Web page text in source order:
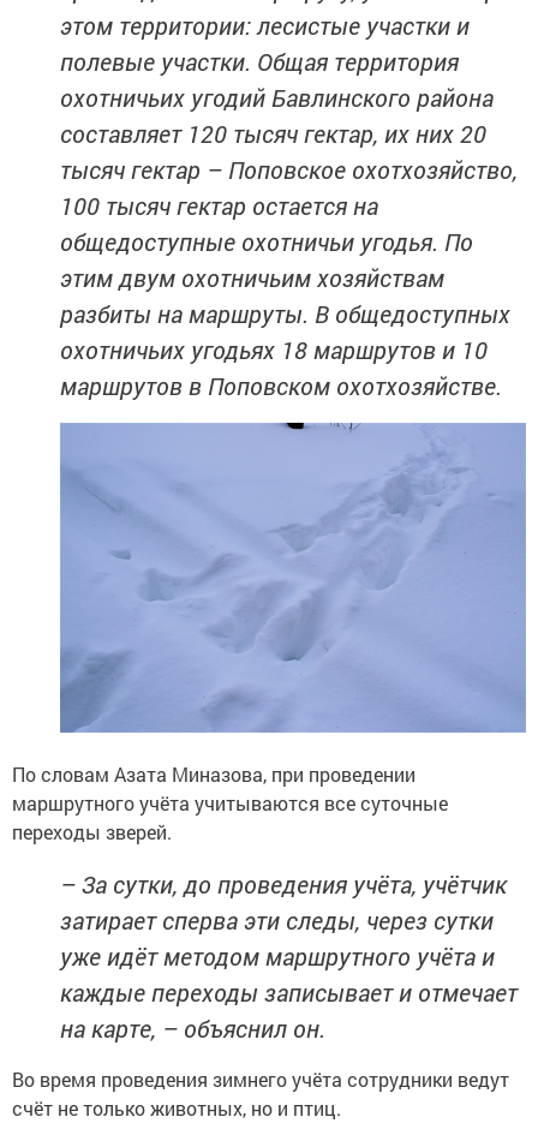
этом территории: лесистые участки и
полевые участки. Общая территория
охотничьих угодий Бавлинского района
составляет 120 тысяч гектар, их них 20
тысяч гектар – Поповское охотхозяйство,
100 тысяч гектар остается на
общедоступные охотничьи угодья. По
этим двум охотничьим хозяйствам
разбиты на маршруты. В общедоступных
охотничьих угодьях 18 маршрутов и 10
маршрутов в Поповском охотхозяйстве.
По словам Азата Миназова, при проведении
маршрутного учёта учитываются все суточные
переходы зверей.
– За сутки, до проведения учёта, учётчик
затирает сперва эти следы, через сутки
уже идёт методом маршрутного учёта и
каждые переходы записывает и отмечает
на карте, – объяснил он.
Во время проведения зимнего учёта сотрудники ведут
счёт не только животных, но и птиц.